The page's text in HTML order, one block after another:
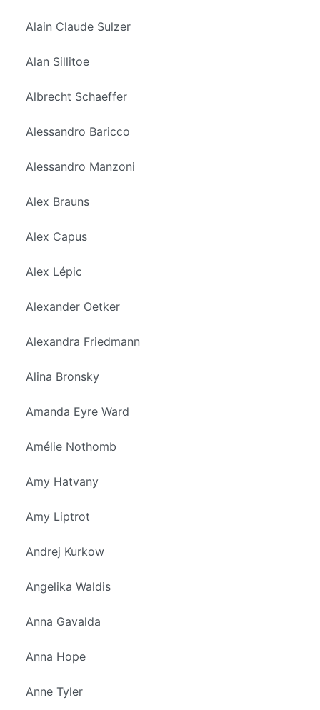
Alain Claude Sulzer
Alan Sillitoe
Albrecht Schaeffer
Alessandro Baricco
Alessandro Manzoni
Alex Brauns
Alex Capus
Alex Lépic
Alexander Oetker
Alexandra Friedmann
Alina Bronsky
Amanda Eyre Ward
Amélie Nothomb
Amy Hatvany
Amy Liptrot
Andrej Kurkow
Angelika Waldis
Anna Gavalda
Anna Hope
Anne Tyler